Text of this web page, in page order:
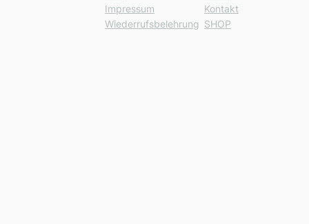
Impressum
Wiederrufsbelehrung
Kontakt
SHOP